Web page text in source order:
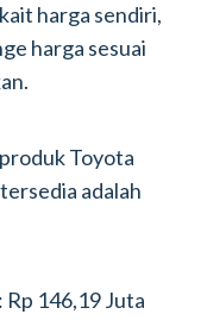
harga sendiri,
harga sesuai
Toyota
adalah
146,19 Juta